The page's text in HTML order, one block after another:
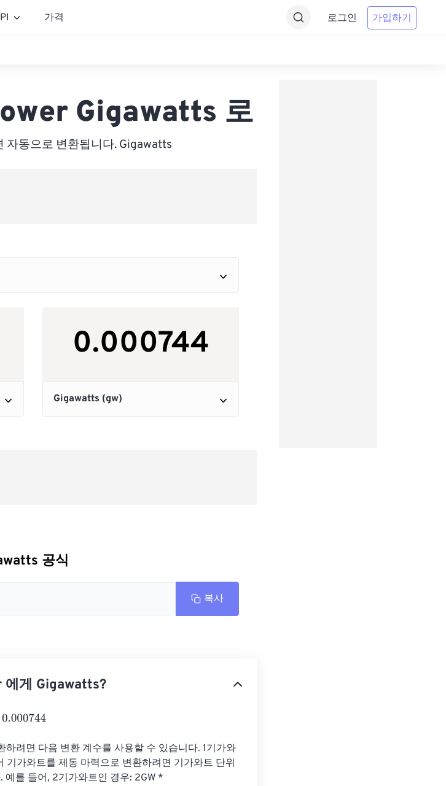
가격 로그인 가입하기
Gigawatts 로
자동으로 변환됩니다. Gigawatts
공식
복사
에게 Gigawatts?
하려면 다음 변환 계수를 사용할 수 있습니다. 1기가와
가와트를 제동 마력으로 변환하려면 기가와트 단위
를 들어, 2기가와트인 경우: 2GW *